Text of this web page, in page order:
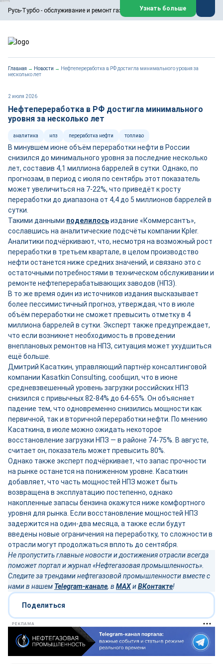
Русь-Турбо - обслуживание и ремонт газовых паровых турбин
ООО «Русь-Турбо» занимается сервисом газовых и паровых
турбин, комплексным ремонтом, восстановлением,
техническим обслуживанием оборудования ТЭС,
работают на нефтегазовых, нефтехимических,
металлургических и других предприятиях.
Реклама. ООО «Русь-Турбо», ИНН 7802588950
erid: F7NfYUJCUneVdwPs4znf
Узнать больше
Главная → Новости → Нефтепереработка в РФ достигла минимального уровня за
несколько лет
2 июля 2026
Нефтепереработка в РФ достигла минимального
уровня за несколько лет
аналитика нпз переработка нефти топливо
В минувшем июне объём переработки нефти в России
снизился до минимального уровня за последние несколько
лет, составив 4,1 миллиона баррелей в сутки. Однако, по
прогнозам, в период с июля по сентябрь этот показатель
может увеличиться на 7-22%, что приведёт к росту
переработки до диапазона от 4,4 до 5 миллионов баррелей в
сутки.
Такими данными поделилосьиздание «Коммерсантъ»,
сославшись на аналитические подсчёты компании Kpler.
Аналитики подчёркивают, что, несмотря на возможный рост
переработки в третьем квартале, в целом производство
нефти останется ниже средних значений, и связано это с
остаточными потребностями в техническом обслуживании и
ремонте нефтеперерабатывающих заводов (НПЗ).
В то же время один из источников издания высказывает
более пессимистичный прогноз, утверждая, что в июле
объём переработки не сможет превысить отметку в 4
миллиона баррелей в сутки. Эксперт также предупреждает,
что если возникнет необходимость в проведении
внеплановых ремонтов на НПЗ, ситуация может ухудшиться
ещё больше.
Дмитрий Касаткин, управляющий партнёр консалтинговой
компании Kasatkin Consulting, сообщил, что в июне
средневзвешенный уровень загрузки российских НПЗ
снизился с привычных 82-84% до 64-65%. Он объясняет
падение тем, что одновременно снизились мощности как
первичной, так и вторичной переработки нефти. По мнению
Касаткина, в июле можно ожидать некоторое
восстановление загрузки НПЗ — в районе 74-75%. В августе,
считает он, показатель может превысить 80%.
Однако также эксперт подчёркивает, что запас прочности
на рынке останется на пониженном уровне. Касаткин
добавляет, что часть мощностей НПЗ может быть
возвращена в эксплуатацию постепенно, однако
накопленные запасы бензина окажутся ниже комфортного
уровня для рынка. Если восстановление мощностей НПЗ
задержится на один-два месяца, а также если будут
введены новые ограничения на переработку, то сложности в
отрасли могут продолжаться вплоть до сентября.
Не пропустить главные новости и достижения отрасли всегда
поможет портал и журнал «Нефтегазовая промышленность».
Следите за трендами нефтегазовой промышленности вместе с
нами в нашем Telegram-канале, в MAXиВКонтакте!
Поделиться
РЕКЛАМА